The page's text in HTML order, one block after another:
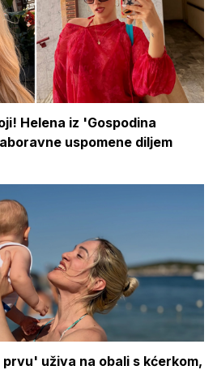
Helena iz 'Gospodina
uspomene diljem
uživa na obali s kćerkom,